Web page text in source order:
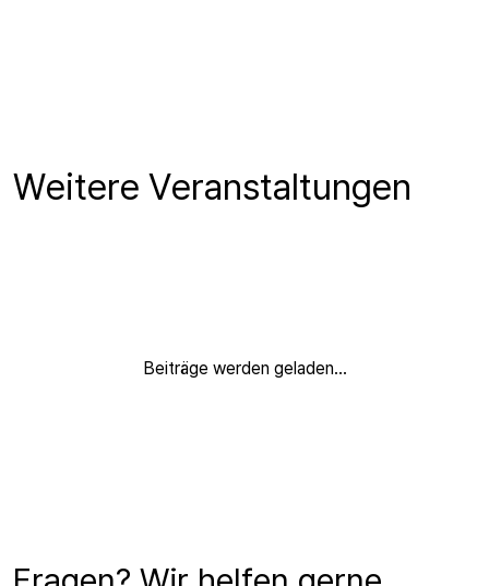
Weitere Veranstaltungen
Beiträge werden geladen...